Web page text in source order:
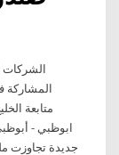
الشركات
ابوظبي -
جديدة تجاوزت